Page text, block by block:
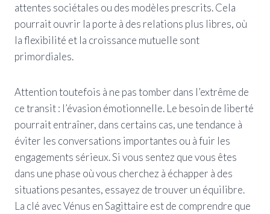
attentes sociétales ou des modèles prescrits. Cela
pourrait ouvrir la porte à des relations plus libres, où
la flexibilité et la croissance mutuelle sont
primordiales.
Attention toutefois à ne pas tomber dans l’extrême de
ce transit : l’évasion émotionnelle. Le besoin de liberté
pourrait entraîner, dans certains cas, une tendance à
éviter les conversations importantes ou à fuir les
engagements sérieux. Si vous sentez que vous êtes
dans une phase où vous cherchez à échapper à des
situations pesantes, essayez de trouver un équilibre.
La clé avec Vénus en Sagittaire est de comprendre que